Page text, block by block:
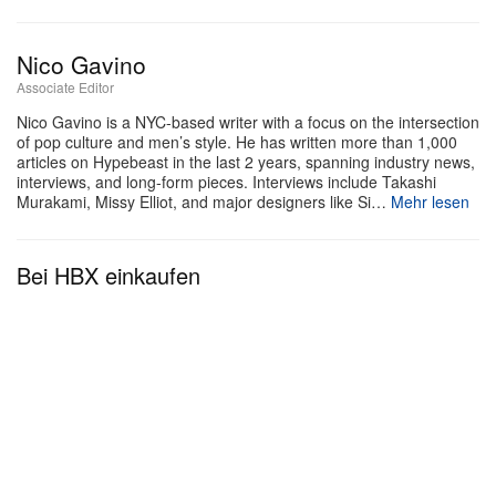
Aufschrift „EXCLUSIVE LIMITED PRODUCTION
FOR BEAMS+“. Mit 148.500 Yen (ca. 946,72 US-
Dollar) für die Type 1 Jacket und 90.200 Yen (ca.
575,05 US-Dollar) für die 1944 Vintage 5-Pocket
Jeans ist die Capsule exklusiv bei BEAMS Plus
Der Drop fällt in eine Zeit, in der Marken verstärkt
Nico Gavino
Associate Editor
Nico Gavino is a NYC-based writer with a focus on the intersection
of pop culture and men’s style. He has written more than 1,000
articles on Hypebeast in the last 2 years, spanning industry news,
interviews, and long-form pieces. Interviews include Takashi
Murakami, Missy Elliot, and major designers like Si… Mehr lesen
Bei HBX einkaufen